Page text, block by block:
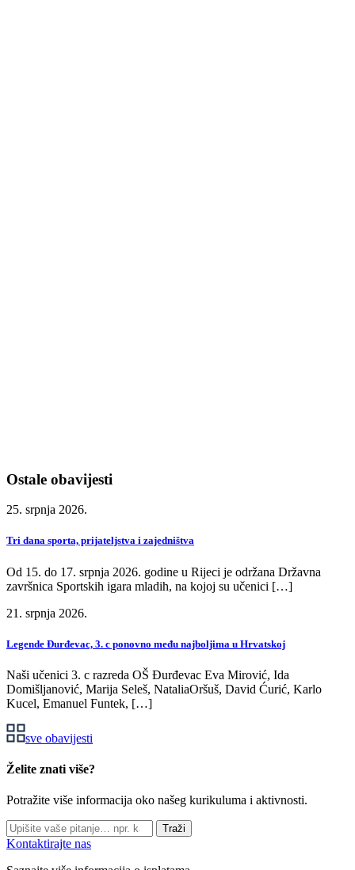
Ostale obavijesti
25. srpnja 2026.
Tri dana sporta, prijateljstva i zajedništva
Od 15. do 17. srpnja 2026. godine u Rijeci je održana Državna
završnica Sportskih igara mladih, na kojoj su učenici […]
21. srpnja 2026.
Legende Đurđevac, 3. c ponovno među najboljima u Hrvatskoj
Naši učenici 3. c razreda OŠ Đurđevac Eva Mirović, Ida
Domišljanović, Marija Seleš, NataliaOršuš, David Ćurić, Karlo
Kucel, Emanuel Funtek, […]
sve obavijesti
Želite znati više?
Potražite više informacija oko našeg kurikuluma i aktivnosti.
Traži
Kontaktirajte nas